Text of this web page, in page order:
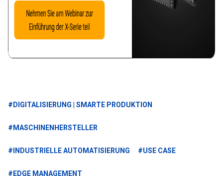
#DIGITALISIERUNG | SMARTE PRODUKTION
#MASCHINENHERSTELLER
#INDUSTRIELLE AUTOMATISIERUNG #USE CASE
#EDGE MANAGEMENT